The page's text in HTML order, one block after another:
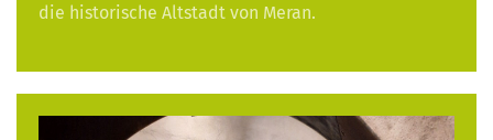
die historische Altstadt von Meran.